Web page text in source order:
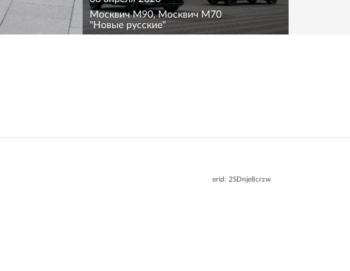
Москвич M90, Москвич M70
"Новые русские"
erid: 2SDnje8crzw